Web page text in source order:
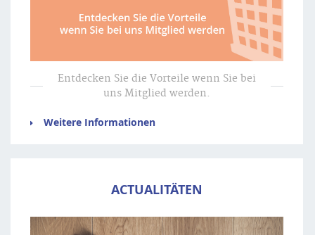
Entdecken Sie die Vorteile wenn Sie bei
uns Mitglied werden.
Weitere Informationen
ACTUALITÄTEN